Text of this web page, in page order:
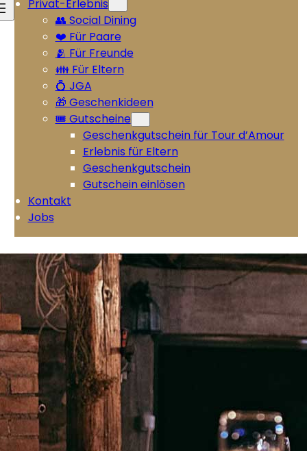
Privat-Erlebnis
👥 Social Dining
❤️ Für Paare
🫂 Für Freunde
👪 Für Eltern
💍 JGA
🎁 Geschenkideen
🎟️ Gutscheine
Geschenkgutschein für Tour d’Amour
Erlebnis für Eltern
Geschenkgutschein
Gutschein einlösen
Kontakt
Jobs